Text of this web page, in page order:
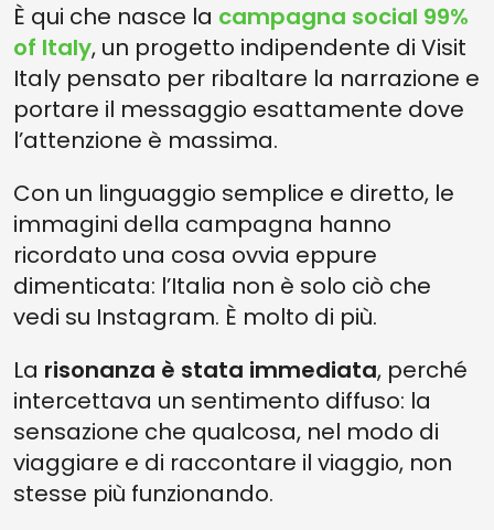
È qui che nasce la campagna social 99%
of Italy, un progetto indipendente di Visit
Italy pensato per ribaltare la narrazione e
portare il messaggio esattamente dove
l’attenzione è massima.
Con un linguaggio semplice e diretto, le
immagini della campagna hanno
ricordato una cosa ovvia eppure
dimenticata: l’Italia non è solo ciò che
vedi su Instagram. È molto di più.
La risonanza è stata immediata, perché
intercettava un sentimento diffuso: la
sensazione che qualcosa, nel modo di
viaggiare e di raccontare il viaggio, non
stesse più funzionando.